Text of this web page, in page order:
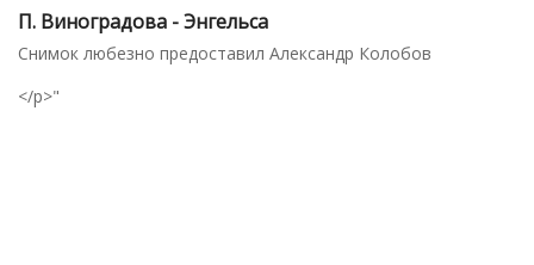
П. Виноградова - Энгельса
Снимок любезно предоставил Александр Колобов
</p>"